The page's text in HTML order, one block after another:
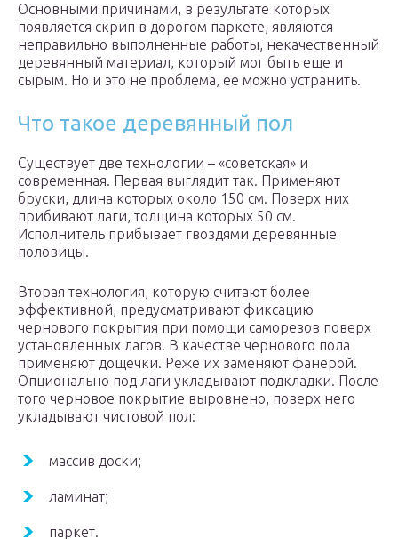
Основными причинами, в результате которых
появляется скрип в дорогом паркете, являются
неправильно выполненные работы, некачественный
деревянный материал, который мог быть еще и
сырым. Но и это не проблема, ее можно устранить.
Что такое деревянный пол
Существует две технологии – «советская» и
современная. Первая выглядит так. Применяют
бруски, длина которых около 150 см. Поверх них
прибивают лаги, толщина которых 50 см.
Исполнитель прибывает гвоздями деревянные
половицы.
Вторая технология, которую считают более
эффективной, предусматривают фиксацию
чернового покрытия при помощи саморезов поверх
установленных лагов. В качестве чернового пола
применяют дощечки. Реже их заменяют фанерой.
Опционально под лаги укладывают подкладки. После
того черновое покрытие выровнено, поверх него
укладывают чистовой пол:
массив доски;
ламинат;
паркет.